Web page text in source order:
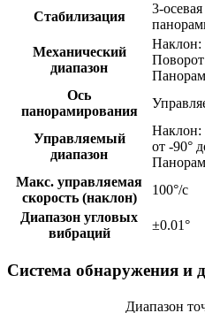
Стабилизация
3-
Механический
диапазон
Наклон:
Ось
панорамирования
Управляемый
диапазон
Наклон:
от -90°
Макс. управляемая
скорость (наклон)
100°/с
Диапазон угловых
вибраций
±0.01°
Система обнаружения и
Диапазон